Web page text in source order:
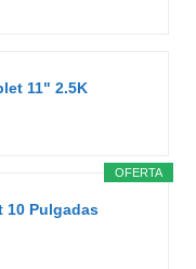
11" 2.5K
OFERTA
10 Pulgadas